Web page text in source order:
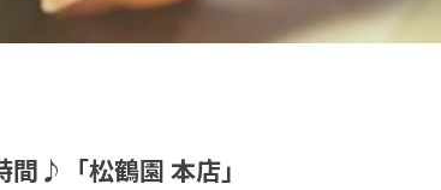
♪「松鶴園 本店」